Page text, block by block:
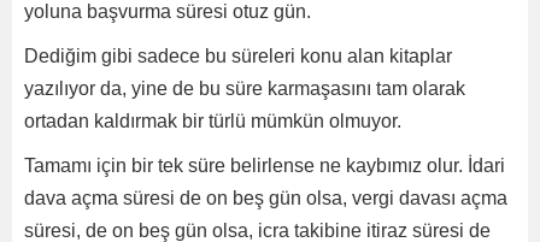
yoluna başvurma süresi otuz gün.
Dediğim gibi sadece bu süreleri konu alan kitaplar
yazılıyor da, yine de bu süre karmaşasını tam olarak
ortadan kaldırmak bir türlü mümkün olmuyor.
Tamamı için bir tek süre belirlense ne kaybımız olur. İdari
dava açma süresi de on beş gün olsa, vergi davası açma
süresi, de on beş gün olsa, icra takibine itiraz süresi de